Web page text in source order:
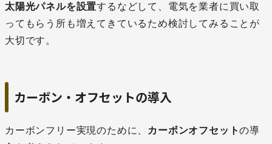
太陽光パネルを設置するなどして、電気を業者に買い取
ってもらう所も増えてきているため検討してみることが
大切です。
カーボン・オフセットの導入
カーボンフリー実現のために、 カーボンオフセットの導